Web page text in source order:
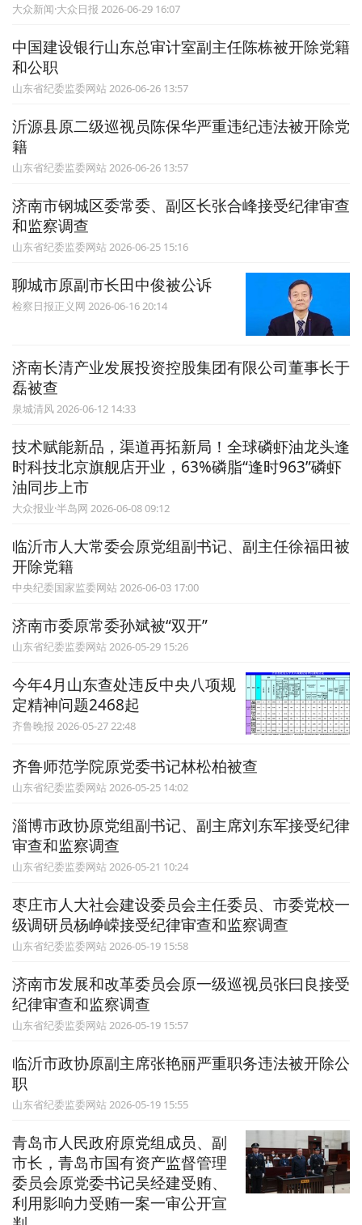
大众新闻·大众日报 2026-06-29 16:07
中国建设银行山东总审计室副主任陈栋被开除党籍
和公职
山东省纪委监委网站 2026-06-26 13:57
沂源县原二级巡视员陈保华严重违纪违法被开除党
籍
山东省纪委监委网站 2026-06-26 13:57
济南市钢城区委常委、副区长张合峰接受纪律审查
和监察调查
山东省纪委监委网站 2026-06-25 15:16
聊城市原副市长田中俊被公诉
检察日报正义网 2026-06-16 20:14
济南长清产业发展投资控股集团有限公司董事长于
磊被查
泉城清风 2026-06-12 14:33
技术赋能新品，渠道再拓新局！全球磷虾油龙头逢
时科技北京旗舰店开业，63%磷脂“逢时963”磷虾
油同步上市
大众报业·半岛网 2026-06-08 09:12
临沂市人大常委会原党组副书记、副主任徐福田被
开除党籍
中央纪委国家监委网站 2026-06-03 17:00
济南市委原常委孙斌被“双开”
山东省纪委监委网站 2026-05-29 15:26
今年4月山东查处违反中央八项规
定精神问题2468起
齐鲁晚报 2026-05-27 22:48
齐鲁师范学院原党委书记林松柏被查
山东省纪委监委网站 2026-05-25 14:02
淄博市政协原党组副书记、副主席刘东军接受纪律
审查和监察调查
山东省纪委监委网站 2026-05-21 10:24
枣庄市人大社会建设委员会主任委员、市委党校一
级调研员杨峥嵘接受纪律审查和监察调查
山东省纪委监委网站 2026-05-19 15:58
济南市发展和改革委员会原一级巡视员张曰良接受
纪律审查和监察调查
山东省纪委监委网站 2026-05-19 15:57
临沂市政协原副主席张艳丽严重职务违法被开除公
职
山东省纪委监委网站 2026-05-19 15:55
青岛市人民政府原党组成员、副
市长，青岛市国有资产监督管理
委员会原党委书记吴经建受贿、
利用影响力受贿一案一审公开宣